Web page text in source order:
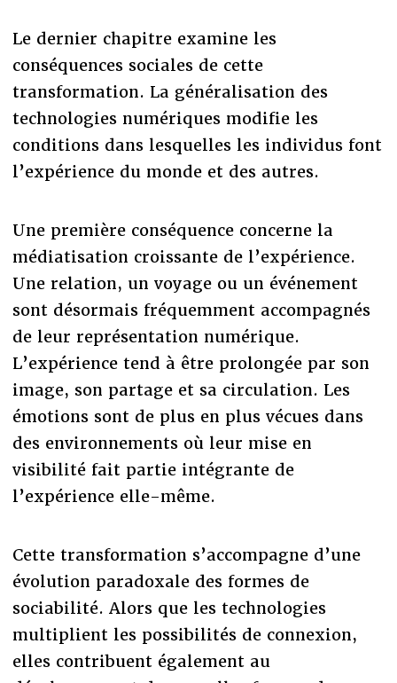
Le dernier chapitre examine les
conséquences sociales de cette
transformation. La généralisation des
technologies numériques modifie les
conditions dans lesquelles les individus font
l’expérience du monde et des autres.
Une première conséquence concerne la
médiatisation croissante de l’expérience.
Une relation, un voyage ou un événement
sont désormais fréquemment accompagnés
de leur représentation numérique.
L’expérience tend à être prolongée par son
image, son partage et sa circulation. Les
émotions sont de plus en plus vécues dans
des environnements où leur mise en
visibilité fait partie intégrante de
l’expérience elle-même.
Cette transformation s’accompagne d’une
évolution paradoxale des formes de
sociabilité. Alors que les technologies
multiplient les possibilités de connexion,
elles contribuent également au